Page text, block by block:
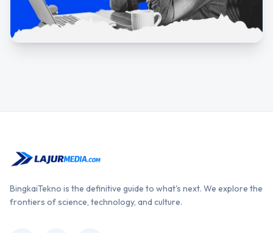
BingkaiTekno is the definitive guide to what's next. We explore the
frontiers of science, technology, and culture.